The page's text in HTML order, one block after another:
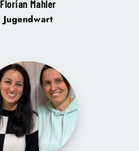
Florian Mahler
Jugendwart